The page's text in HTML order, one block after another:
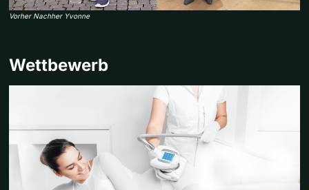
Vorher Nachher Yvonne
Wettbewerb